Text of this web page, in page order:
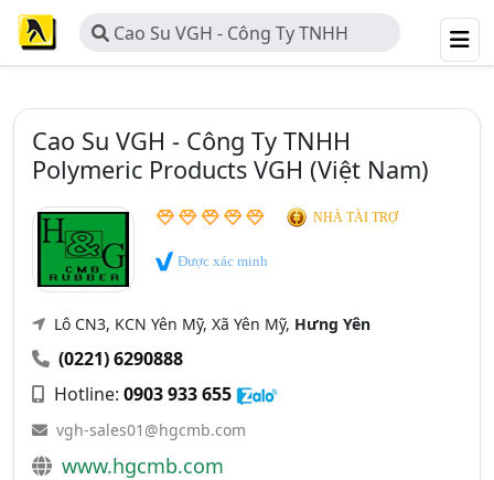
Cao Su VGH - Công Ty TNHH
Polymeric Products VGH (Việt Nam)
Cao Su VGH - Công Ty TNHH
Polymeric Products VGH (Việt Nam)
NHÀ TÀI TRỢ
Được xác minh
Lô CN3, KCN Yên Mỹ, Xã Yên Mỹ, Hưng Yên
(0221) 6290888
Hotline: 0903 933 655
vgh-sales01@hgcmb.com
www.hgcmb.com